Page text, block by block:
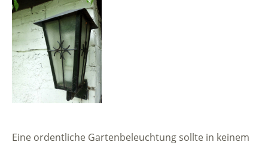
Eine ordentliche Gartenbeleuchtung sollte in keinem